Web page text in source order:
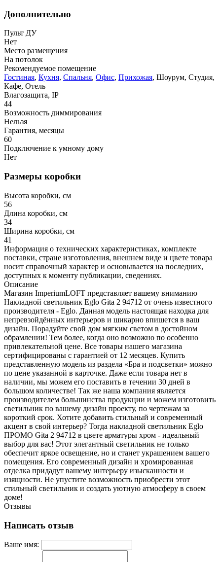
Дополнительно
Пульт ДУ
Нет
Место размещения
На потолок
Рекомендуемое помещение
Гостиная, Кухня, Спальня, Офис, Прихожая, Шоурум, Студия,
Кафе, Отель
Влагозащита, IP
44
Возможность диммирования
Нельзя
Гарантия, месяцы
60
Подключение к умному дому
Нет
Размеры коробки
Высота коробки, см
56
Длина коробки, см
34
Ширина коробки, см
41
Информация о технических характеристиках, комплекте
поставки, стране изготовления, внешнем виде и цвете товара
носит справочный характер и основывается на последних,
доступных к моменту публикации, сведениях.
Описание
Магазин ImperiumLOFT представляет вашему вниманию
Накладной светильник Eglo Gita 2 94712 от очень известного
производителя - Eglo. Данная модель настоящая находка для
непревзойдённых интерьеров и шикарно впишется в ваш
дизайн. Порадуйте свой дом мягким светом в достойном
обрамлении! Тем более, когда оно возможно по особенно
привлекательной цене. Все товары нашего магазина
сертифицированы с гарантией от 12 месяцев. Купить
представленную модель из раздела «Бра и подсветки» можно
по цене указанной в карточке. Даже если товара нет в
наличии, мы можем его поставить в течении 30 дней в
большом количестве! Так же наша компания является
производителем большинства продукции и можем изготовить
светильник по вашему дизайн проекту, по чертежам за
короткий срок. Хотите добавить стильный и современный
акцент в свой интерьер? Тогда накладной светильник Eglo
ПРОМО Gita 2 94712 в цвете арматуры хром - идеальный
выбор для вас! Этот элегантный светильник не только
обеспечит яркое освещение, но и станет украшением вашего
помещения. Его современный дизайн и хромированная
отделка придадут вашему интерьеру изысканности и
изящности. Не упустите возможность приобрести этот
стильный светильник и создать уютную атмосферу в своем
доме!
Отзывы
Написать отзыв
Ваше имя: